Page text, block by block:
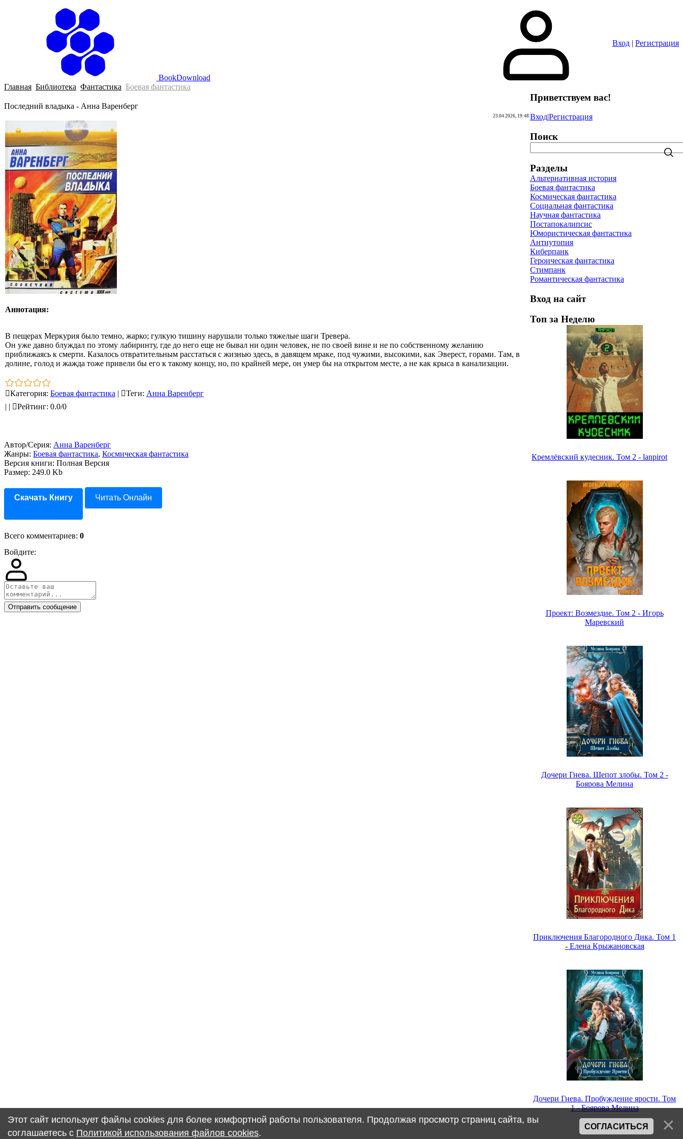
BookDownload
Вход | Регистрация
Главная Библиотека Фантастика Боевая фантастика
Последний владыка - Анна Варенберг
23.04.2026, 19:48
Аннотация:
В пещерах Меркурия было темно, жарко; гулкую тишину нарушали только тяжелые шаги Тревера.
Он уже давно блуждал по этому лабиринту, где до него еще не бывал ни один человек, не по своей вине и не по собственному желанию
приближаясь к смерти. Казалось отвратительным расстаться с жизнью здесь, в давящем мраке, под чужими, высокими, как Эверест, горами. Там, в
долине, голод и жажда тоже привели бы его к такому концу, но, по крайней мере, он умер бы на открытом месте, а не как крыса в канализации.
Категория: Боевая фантастика | Теги: Анна Варенберг
| | Рейтинг: 0.0/0
Автор/Серия: Анна Варенберг
Жанры: Боевая фантастика, Космическая фантастика
Версия книги: Полная Версия
Размер: 249.0 Kb
Скачать Книгу Читать Онлайн
Всего комментариев: 0
Войдите:
Отправить сообщение
Приветствуем вас!
Вход|Регистрация
Поиск
Разделы
Альтернативная история
Боевая фантастика
Космическая фантастика
Социальная фантастика
Научная фантастика
Постапокалипсис
Юмористическая фантастика
Антиутопия
Киберпанк
Героическая фантастика
Стимпанк
Романтическая фантастика
Вход на сайт
Топ за Неделю
Кремлёвский кудесник. Том 2 - lanpirot
Проект: Возмездие. Том 2 - Игорь
Маревский
Дочери Гнева. Шепот злобы. Том 2 -
Боярова Мелина
Приключения Благородного Дика. Том 1
- Елена Крыжановская
Дочери Гнева. Пробуждение ярости. Том
1 - Боярова Мелина
Этот сайт использует файлы cookies для более комфортной работы пользователя. Продолжая просмотр страниц сайта, вы
соглашаетесь с Политикой использования файлов cookies.
СОГЛАСИТЬСЯ